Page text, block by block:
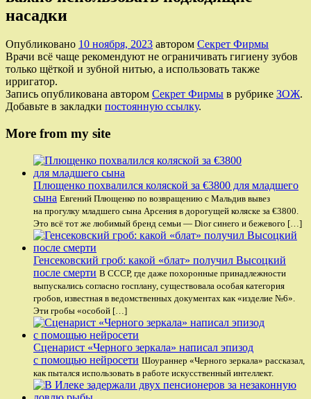
насадки
Опубликовано 10 ноября, 2023 автором Секрет Фирмы
Врачи всё чаще рекомендуют не ограничивать гигиену зубов
только щёткой и зубной нитью, а использовать также
ирригатор.
Запись опубликована автором Секрет Фирмы в рубрике ЗОЖ.
Добавьте в закладки постоянную ссылку.
More from my site
Плющенко похвалился коляской за €3800 для младшего
сына Евгений Плющенко по возвращению с Мальдив вывез
на прогулку младшего сына Арсения в дорогущей коляске за €3800.
Это всё тот же любимый бренд семьи — Dior синего и бежевого […]
Генсековский гроб: какой «блат» получил Высоцкий
после смерти В СССР, где даже похоронные принадлежности
выпускались согласно госплану, существовала особая категория
гробов, известная в ведомственных документах как «изделие №6».
Эти гробы «особой […]
Сценарист «Черного зеркала» написал эпизод
с помощью нейросети Шоураннер «Черного зеркала» рассказал,
как пытался использовать в работе искусственный интеллект.